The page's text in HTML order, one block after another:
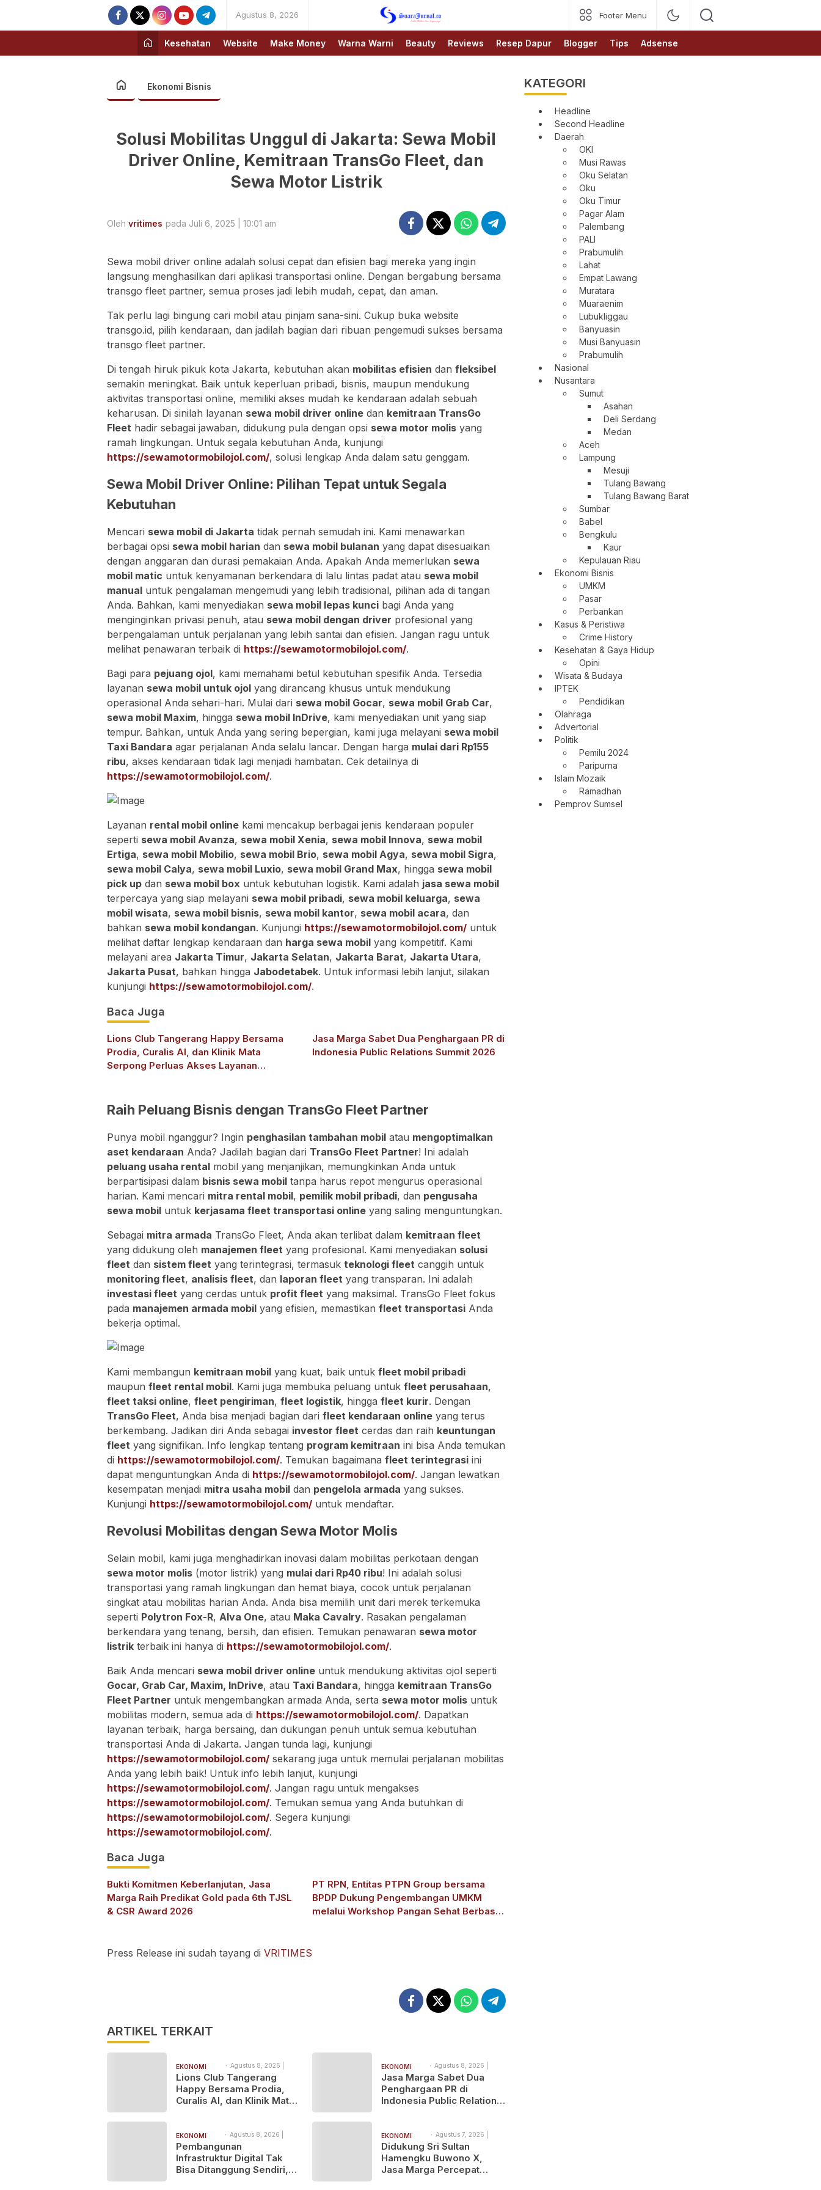
Agustus 8, 2026
SUARAJURNAL.CO
Footer Menu
Kesehatan Website Make Money Warna Warni Beauty Reviews Resep Dapur Blogger Tips Adsense
Ekonomi Bisnis
Solusi Mobilitas Unggul di Jakarta: Sewa Mobil
Driver Online, Kemitraan TransGo Fleet, dan
Sewa Motor Listrik
Oleh vritimes pada Juli 6, 2025 | 10:01 am
Sewa mobil driver online adalah solusi cepat dan efisien bagi mereka yang ingin
langsung menghasilkan dari aplikasi transportasi online. Dengan bergabung bersama
transgo fleet partner, semua proses jadi lebih mudah, cepat, dan aman.
Tak perlu lagi bingung cari mobil atau pinjam sana-sini. Cukup buka website
transgo.id, pilih kendaraan, dan jadilah bagian dari ribuan pengemudi sukses bersama
transgo fleet partner.
Di tengah hiruk pikuk kota Jakarta, kebutuhan akan mobilitas efisien dan fleksibel
semakin meningkat. Baik untuk keperluan pribadi, bisnis, maupun mendukung
aktivitas transportasi online, memiliki akses mudah ke kendaraan adalah sebuah
keharusan. Di sinilah layanan sewa mobil driver online dan kemitraan TransGo
Fleet hadir sebagai jawaban, didukung pula dengan opsi sewa motor molis yang
ramah lingkungan. Untuk segala kebutuhan Anda, kunjungi
https://sewamotormobilojol.com/, solusi lengkap Anda dalam satu genggam.
Sewa Mobil Driver Online: Pilihan Tepat untuk Segala
Kebutuhan
Mencari sewa mobil di Jakarta tidak pernah semudah ini. Kami menawarkan
berbagai opsi sewa mobil harian dan sewa mobil bulanan yang dapat disesuaikan
dengan anggaran dan durasi pemakaian Anda. Apakah Anda memerlukan sewa
mobil matic untuk kenyamanan berkendara di lalu lintas padat atau sewa mobil
manual untuk pengalaman mengemudi yang lebih tradisional, pilihan ada di tangan
Anda. Bahkan, kami menyediakan sewa mobil lepas kunci bagi Anda yang
menginginkan privasi penuh, atau sewa mobil dengan driver profesional yang
berpengalaman untuk perjalanan yang lebih santai dan efisien. Jangan ragu untuk
melihat penawaran terbaik di https://sewamotormobilojol.com/.
Bagi para pejuang ojol, kami memahami betul kebutuhan spesifik Anda. Tersedia
layanan sewa mobil untuk ojol yang dirancang khusus untuk mendukung
operasional Anda sehari-hari. Mulai dari sewa mobil Gocar, sewa mobil Grab Car,
sewa mobil Maxim, hingga sewa mobil InDrive, kami menyediakan unit yang siap
tempur. Bahkan, untuk Anda yang sering bepergian, kami juga melayani sewa mobil
Taxi Bandara agar perjalanan Anda selalu lancar. Dengan harga mulai dari Rp155
ribu, akses kendaraan tidak lagi menjadi hambatan. Cek detailnya di
https://sewamotormobilojol.com/.
Layanan rental mobil online kami mencakup berbagai jenis kendaraan populer
seperti sewa mobil Avanza, sewa mobil Xenia, sewa mobil Innova, sewa mobil
Ertiga, sewa mobil Mobilio, sewa mobil Brio, sewa mobil Agya, sewa mobil Sigra,
sewa mobil Calya, sewa mobil Luxio, sewa mobil Grand Max, hingga sewa mobil
pick up dan sewa mobil box untuk kebutuhan logistik. Kami adalah jasa sewa mobil
terpercaya yang siap melayani sewa mobil pribadi, sewa mobil keluarga, sewa
mobil wisata, sewa mobil bisnis, sewa mobil kantor, sewa mobil acara, dan
bahkan sewa mobil kondangan. Kunjungi https://sewamotormobilojol.com/ untuk
melihat daftar lengkap kendaraan dan harga sewa mobil yang kompetitif. Kami
melayani area Jakarta Timur, Jakarta Selatan, Jakarta Barat, Jakarta Utara,
Jakarta Pusat, bahkan hingga Jabodetabek. Untuk informasi lebih lanjut, silakan
kunjungi https://sewamotormobilojol.com/.
Baca Juga
Lions Club Tangerang Happy Bersama
Prodia, Curalis AI, dan Klinik Mata
Serpong Perluas Akses Layanan
Jasa Marga Sabet Dua Penghargaan PR di
Indonesia Public Relations Summit 2026
Raih Peluang Bisnis dengan TransGo Fleet Partner
Punya mobil nganggur? Ingin penghasilan tambahan mobil atau mengoptimalkan
aset kendaraan Anda? Jadilah bagian dari TransGo Fleet Partner! Ini adalah
peluang usaha rental mobil yang menjanjikan, memungkinkan Anda untuk
berpartisipasi dalam bisnis sewa mobil tanpa harus repot mengurus operasional
harian. Kami mencari mitra rental mobil, pemilik mobil pribadi, dan pengusaha
sewa mobil untuk kerjasama fleet transportasi online yang saling menguntungkan.
Sebagai mitra armada TransGo Fleet, Anda akan terlibat dalam kemitraan fleet
yang didukung oleh manajemen fleet yang profesional. Kami menyediakan solusi
fleet dan sistem fleet yang terintegrasi, termasuk teknologi fleet canggih untuk
monitoring fleet, analisis fleet, dan laporan fleet yang transparan. Ini adalah
investasi fleet yang cerdas untuk profit fleet yang maksimal. TransGo Fleet fokus
pada manajemen armada mobil yang efisien, memastikan fleet transportasi Anda
bekerja optimal.
Kami membangun kemitraan mobil yang kuat, baik untuk fleet mobil pribadi
maupun fleet rental mobil. Kami juga membuka peluang untuk fleet perusahaan,
fleet taksi online, fleet pengiriman, fleet logistik, hingga fleet kurir. Dengan
TransGo Fleet, Anda bisa menjadi bagian dari fleet kendaraan online yang terus
berkembang. Jadikan diri Anda sebagai investor fleet cerdas dan raih keuntungan
fleet yang signifikan. Info lengkap tentang program kemitraan ini bisa Anda temukan
di https://sewamotormobilojol.com/. Temukan bagaimana fleet terintegrasi ini
dapat menguntungkan Anda di https://sewamotormobilojol.com/. Jangan lewatkan
kesempatan menjadi mitra usaha mobil dan pengelola armada yang sukses.
Kunjungi https://sewamotormobilojol.com/ untuk mendaftar.
Revolusi Mobilitas dengan Sewa Motor Molis
Selain mobil, kami juga menghadirkan inovasi dalam mobilitas perkotaan dengan
sewa motor molis (motor listrik) yang mulai dari Rp40 ribu! Ini adalah solusi
transportasi yang ramah lingkungan dan hemat biaya, cocok untuk perjalanan
singkat atau mobilitas harian Anda. Anda bisa memilih unit dari merek terkemuka
seperti Polytron Fox-R, Alva One, atau Maka Cavalry. Rasakan pengalaman
berkendara yang tenang, bersih, dan efisien. Temukan penawaran sewa motor
listrik terbaik ini hanya di https://sewamotormobilojol.com/.
Baik Anda mencari sewa mobil driver online untuk mendukung aktivitas ojol seperti
Gocar, Grab Car, Maxim, InDrive, atau Taxi Bandara, hingga kemitraan TransGo
Fleet Partner untuk mengembangkan armada Anda, serta sewa motor molis untuk
mobilitas modern, semua ada di https://sewamotormobilojol.com/. Dapatkan
layanan terbaik, harga bersaing, dan dukungan penuh untuk semua kebutuhan
transportasi Anda di Jakarta. Jangan tunda lagi, kunjungi
https://sewamotormobilojol.com/ sekarang juga untuk memulai perjalanan mobilitas
Anda yang lebih baik! Untuk info lebih lanjut, kunjungi
https://sewamotormobilojol.com/. Jangan ragu untuk mengakses
https://sewamotormobilojol.com/. Temukan semua yang Anda butuhkan di
https://sewamotormobilojol.com/. Segera kunjungi
https://sewamotormobilojol.com/.
Baca Juga
Bukti Komitmen Keberlanjutan, Jasa
Marga Raih Predikat Gold pada 6th TJSL
& CSR Award 2026
PT RPN, Entitas PTPN Group bersama
BPDP Dukung Pengembangan UMKM
melalui Workshop Pangan Sehat Berbasis
Press Release ini sudah tayang di VRITIMES
ARTIKEL TERKAIT
EKONOMI
BISNIS
Agustus 8, 2026 |
1:24 pm
Lions Club Tangerang
Happy Bersama Prodia,
Curalis AI, dan Klinik Mata
Preventif melalui Bakti
Sosial Kesehatan
EKONOMI
BISNIS
Agustus 8, 2026 |
10:33 am
Jasa Marga Sabet Dua
Penghargaan PR di
Indonesia Public Relations
EKONOMI
BISNIS
Agustus 8, 2026 |
9:45 am
Pembangunan
Infrastruktur Digital Tak
Bisa Ditanggung Sendiri,
EKONOMI
BISNIS
Agustus 7, 2026 |
9:27 pm
Didukung Sri Sultan
Hamengku Buwono X,
Jasa Marga Percepat
KATEGORI
Headline
Second Headline
Daerah
OKI
Musi Rawas
Oku Selatan
Oku
Oku Timur
Pagar Alam
Palembang
PALI
Prabumulih
Lahat
Empat Lawang
Muratara
Muaraenim
Lubukliggau
Banyuasin
Musi Banyuasin
Prabumulih
Nasional
Nusantara
Sumut
Asahan
Deli Serdang
Medan
Aceh
Lampung
Mesuji
Tulang Bawang
Tulang Bawang Barat
Sumbar
Babel
Bengkulu
Kaur
Kepulauan Riau
Ekonomi Bisnis
UMKM
Pasar
Perbankan
Kasus & Peristiwa
Crime History
Kesehatan & Gaya Hidup
Opini
Wisata & Budaya
IPTEK
Pendidikan
Olahraga
Advertorial
Politik
Pemilu 2024
Paripurna
Islam Mozaik
Ramadhan
Pemprov Sumsel